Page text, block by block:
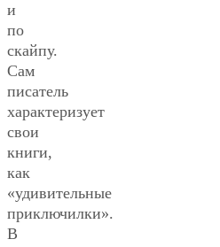
и
по
скайпу.
Сам
писатель
характеризует
свои
книги,
как
«удивительные
приключилки».
В